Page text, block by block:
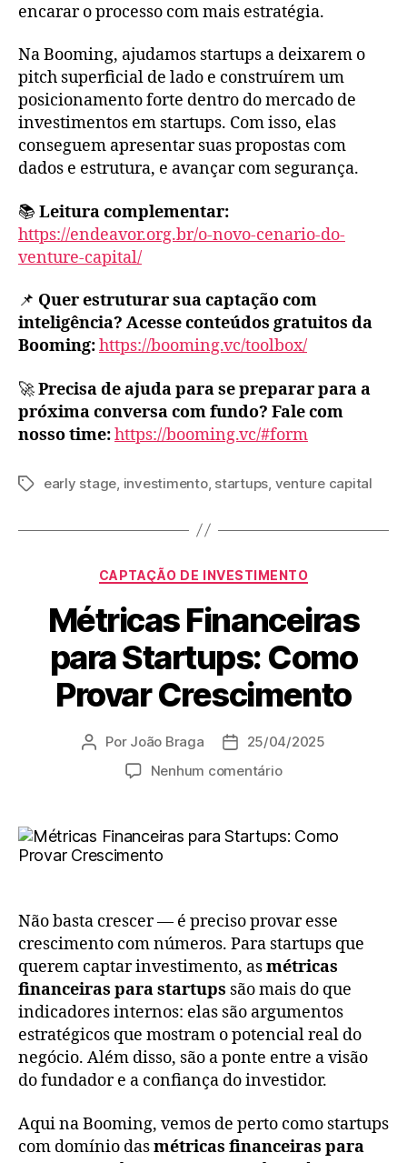
encarar o processo com mais estratégia.
Na Booming, ajudamos startups a deixarem o
pitch superficial de lado e construírem um
posicionamento forte dentro do mercado de
investimentos em startups. Com isso, elas
conseguem apresentar suas propostas com
dados e estrutura, e avançar com segurança.
📚 Leitura complementar:
https://endeavor.org.br/o-novo-cenario-do-
venture-capital/
📌 Quer estruturar sua captação com
inteligência? Acesse conteúdos gratuitos da
Booming:https://booming.vc/toolbox/
🚀Precisa de ajuda para se preparar para a
próxima conversa com fundo? Fale com
nosso time:https://booming.vc/#form
early stage investimento, startups venture capital
CAPTAÇÃO DE INVESTIMENTO
Métricas Financeiras
para Startups: Como
Provar Crescimento
Por João Braga
25/04/2025
Nenhum comentário
Não basta crescer — é preciso provar esse
crescimento com números. Para startups que
querem captar investimento, asmétricas
financeiras para startups são mais do que
indicadores internos: elas são argumentos
estratégicos que mostram o potencial real do
negócio. Além disso, são a ponte entre a visão
do fundador e a confiança do investidor.
Aqui na Booming, vemos de perto como startups
com domínio dasmétricas financeiras para